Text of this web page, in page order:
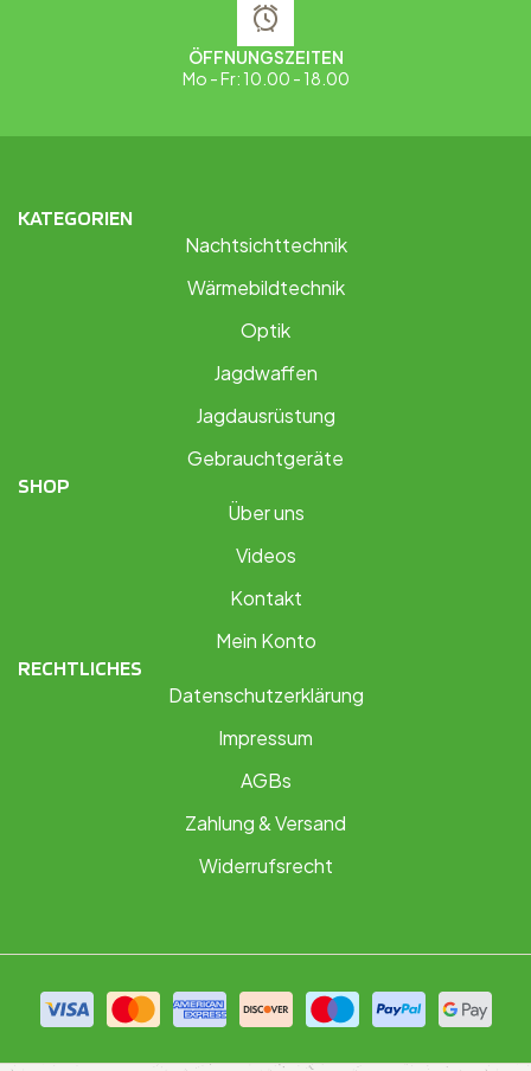
ÖFFNUNGSZEITEN
Mo - Fr: 10.00 - 18.00
KATEGORIEN
Nachtsichttechnik
Wärmebildtechnik
Optik
Jagdwaffen
Jagdausrüstung
Gebrauchtgeräte
SHOP
Über uns
Videos
Kontakt
Mein Konto
RECHTLICHES
Datenschutzerklärung
Impressum
AGBs
Zahlung & Versand
Widerrufsrecht